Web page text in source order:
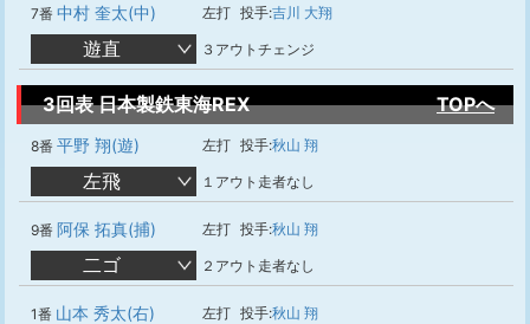
7番 中村 奎太(中) 左打 投手:吉川 大翔
遊直 ３アウトチェンジ
3回表 日本製鉄東海REX TOPへ
8番 平野 翔(遊) 左打 投手:秋山 翔
左飛 １アウト走者なし
9番 阿保 拓真(捕) 左打 投手:秋山 翔
二ゴ ２アウト走者なし
1番 山本 秀太(右) 左打 投手:秋山 翔